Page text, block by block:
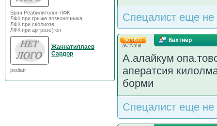
Врач Реабилитолог-ЛФК
ЛФК при грыже позвоночника
ЛФК при сколиозе
ЛФК при артрозе(гон
Жаннатиллаев
Сардор
pediatr
Спецалист еще не
06-17-2016
бахтиёр
А.алайкум
аператсия
борми
Спецалист еще не